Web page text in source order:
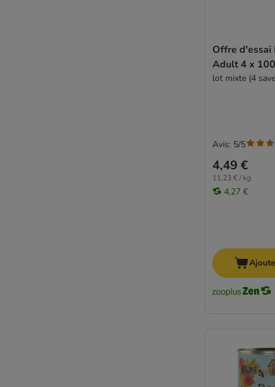
Offre d'essai
Adult 4 x
lot mixte (4
4,49 €
11,23 € / kg
4,27 €
Avis: 5/5